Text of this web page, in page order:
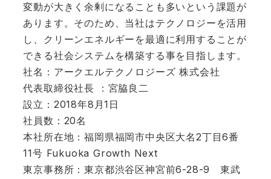
変動が大きく余剰になることも多いという課題が
あります。そのため、当社はテクノロジーを活用
し、クリーンエネルギーを最適に利用することが
できる社会システムを構築する事を目指します。
社名：アークエルテクノロジーズ 株式会社
代表取締役社長 ：宮脇良二
設立：2018年8月1日
社員数：20名
本社所在地：福岡県福岡市中央区大名2丁目6番
11号 Fukuoka Growth Next
東京事務所：東京都渋谷区神宮前6-28-9 東武